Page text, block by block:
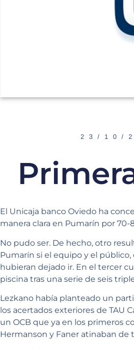
23/10/
El Unicaja banco Oviedo ha
manera clara en Pumarín por 70-
No pudo ser. De hecho, otro
Pumarín si el equipo y el
hubieran dejado ir. En el tercer
piscina tras una serie de seis
Lezkano había planteado un
los acertados exteriores de TAU
un OCB que ya en los primeros
Hermanson y Faner atinaban de